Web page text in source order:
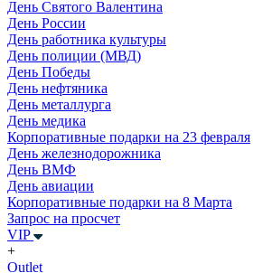
День Святого Валентина
День России
День работника культуры
День полиции (МВД)
День Победы
День нефтяника
День металлурга
День медика
Корпоративные подарки на 23 февраля
День железнодорожника
День ВМФ
День авиации
Корпоративные подарки на 8 Марта
Запрос на просчет
VIP
+
Outlet